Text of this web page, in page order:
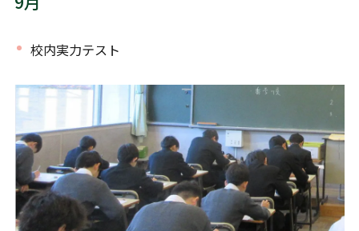
校内実力テスト